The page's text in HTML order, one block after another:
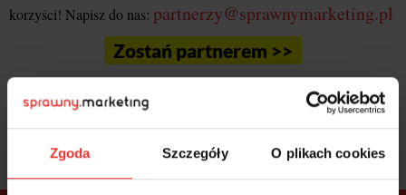
Zgoda Szczegóły O plikach cookies
korzyści! Napisz do nas: partnerzy@sprawnymarketing.pl
Zostań partnerem >>
Sprawdź bonusyi wybierz bilet